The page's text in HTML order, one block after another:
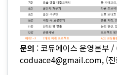
문의 : 코듀에이스 운영본부 /
coduace4@gmail.com, (